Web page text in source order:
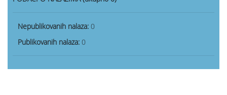
Nepublikovanih nalaza: 0
Publikovanih nalaza: 0